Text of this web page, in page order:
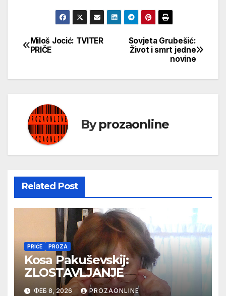
Кретање
Sovjeta Grubešić:
Život i smrt jedne
novine
Miloš Jocić: TVITER
PRIČE
Byprozaonline
Related Post
PRIČE PROZA
Kosa Pakuševskij:
ZLOSTAVLJANJE
ФЕБ 8, 2026 PROZAONLINE